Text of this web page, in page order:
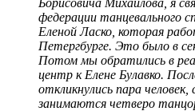
федерации танцевального
Еленой Ласко, которая
Петергбурге. Это было в
Потом мы обратились в
центр к Елене Булавко.
откликнулись пара человек,
занимаются четверо